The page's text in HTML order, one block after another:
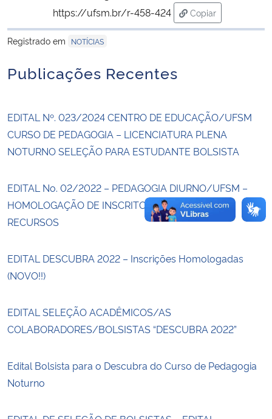
Advocacia-Geral da União
https://ufsm.br/r-458-424
Copiar
para área de
Registrado em
NOTÍCIAS
Publicações Recentes
EDITAL Nº. 023/2024 CENTRO DE EDUCAÇÃO/UFSM
CURSO DE PEDAGOGIA – LICENCIATURA PLENA
NOTURNO SELEÇÃO PARA ESTUDANTE BOLSISTA
EDITAL No. 02/2022 – PEDAGOGIA DIURNO/UFSM –
HOMOLOGAÇÃO DE INSCRITOS PÓS PERÍODO DE
RECURSOS
EDITAL DESCUBRA 2022 – Inscrições Homologadas
(NOVO!!)
EDITAL SELEÇÃO ACADÊMICOS/AS
COLABORADORES/BOLSISTAS “DESCUBRA 2022”
Edital Bolsista para o Descubra do Curso de Pedagogia
Noturno